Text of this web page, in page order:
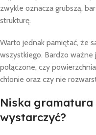
zwykle oznacza grubszą,
strukturę.
Warto jednak pamiętać, że
wszystkiego. Bardzo ważne
połączone, czy
chłonie oraz czy nie
Niska gramatura
wystarczyć?